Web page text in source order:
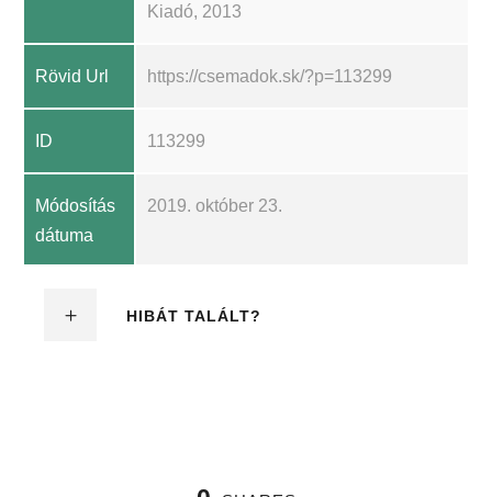
Kiadó, 2013
Rövid Url https://csemadok.sk/?p=113299
ID 113299
Módosítás
dátuma
2019. október 23.
HIBÁT TALÁLT?